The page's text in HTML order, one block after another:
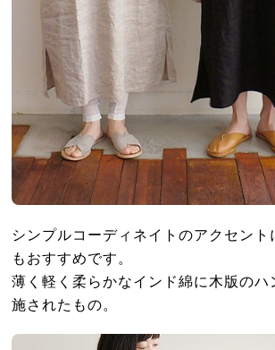
シンプルコーディネイトのアクセント
もおすすめです。
薄く軽く柔らかなインド綿に木版のハ
施されたもの。